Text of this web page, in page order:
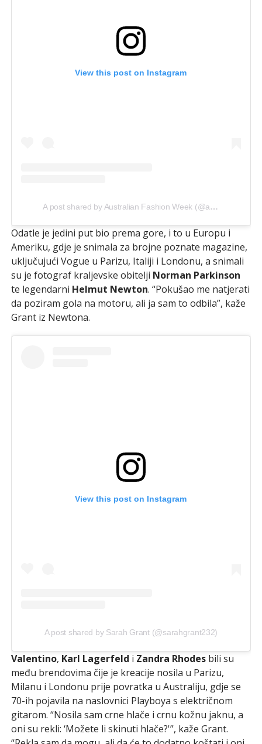
View this post on Instagram
A post shared by Australian Fashion Week (@ausfashionweek)
Odatle je jedini put bio prema gore, i to u Europu i
Ameriku, gdje je snimala za brojne poznate magazine,
uključujući Vogue u Parizu, Italiji i Londonu, a snimali
su je fotograf kraljevske obitelji Norman Parkinson
te legendarni Helmut Newton. “Pokušao me natjerati
da poziram gola na motoru, ali ja sam to odbila”, kaže
Grant iz Newtona.
View this post on Instagram
A post shared by Sarah Grant (@sarahgrant232)
Valentino, Karl Lagerfeld i Zandra Rhodesbili su
među brendovima čije je kreacije nosila u Parizu,
Milanu i Londonu prije povratka u Australiju, gdje se
70-ih pojavila na naslovnici Playboya s električnom
gitarom. “Nosila sam crne hlače i crnu kožnu jaknu, a
oni su rekli: ‘Možete li skinuti hlače?'”, kaže Grant.